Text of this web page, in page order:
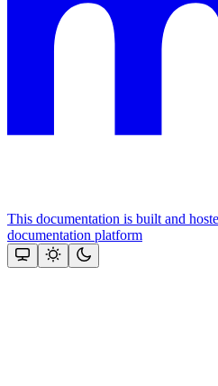
This documentation is built and
documentation platform